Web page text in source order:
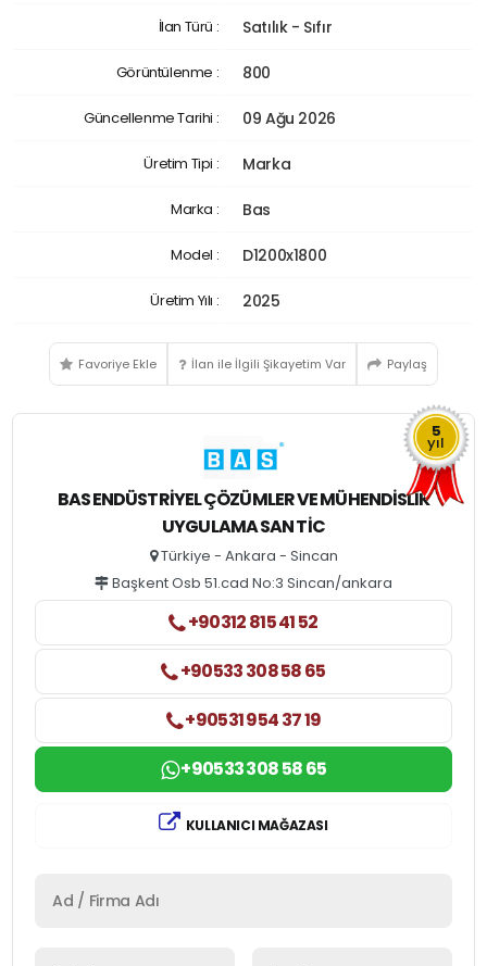
İlan Türü : Satılık - Sıfır
Görüntülenme : 800
Güncellenme Tarihi : 09 Ağu 2026
Üretim Tipi : Marka
Marka : Bas
Model : D1200x1800
Üretim Yılı : 2025
Favoriye Ekle İlan ile İlgili Şikayetim Var Paylaş
5
yıl
BAS ENDÜSTRIYEL ÇÖZÜMLER VE MÜHENDISLIK
UYGULAMA SAN TIC
Türkiye - Ankara - Sincan
Başkent Osb 51.cad No:3 Sincan/ankara
+90312 815 41 52
+90533 308 58 65
+90531 954 37 19
+90533 308 58 65
KULLANICI MAĞAZASI